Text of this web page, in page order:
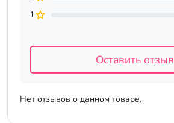
Нет отзывов о данном товаре.
1
Оставить отзыв